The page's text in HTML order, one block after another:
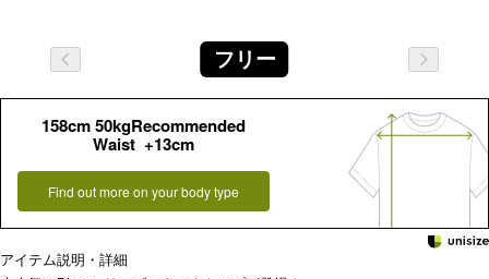
フリー
158cm 50kgRecommended
Waist +13cm
Find out more on your body type
アイテム説明・詳細